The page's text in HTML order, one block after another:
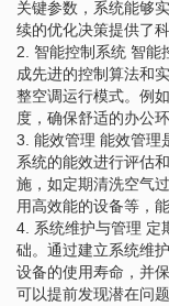
关键参数，系统能够
续的优化决策提供了科
2. 智能控制系统 智能
成先进的控制算法和
整空调运行模式。例
度，确保舒适的办公
3. 能效管理 能效管理
系统的能效进行评估
施，如定期清洗空气
用高效能的设备等，
4. 系统维护与管理 定
础。通过建立系统维
设备的使用寿命，并
可以提前发现潜在问